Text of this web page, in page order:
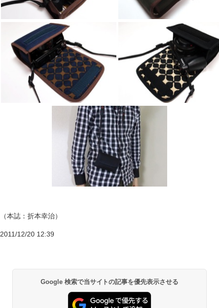
（本誌：折本幸治）
2011/12/20 12:39
Google 検索で当サイトの記事を優先表示させる